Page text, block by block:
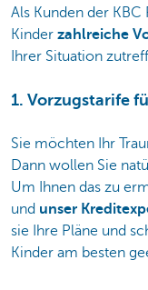
Als Kunden der KBC
Kinder zahlreiche
Ihrer Situation
1. Vorzugstarife
Sie möchten Ihr
Dann wollen Sie
Um Ihnen das zu
und unser
sie Ihre Pläne und
Kinder am besten